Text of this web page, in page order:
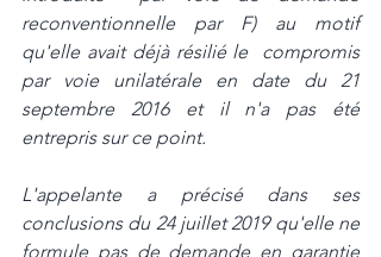
reconventionnelle par F) au motif
qu'elle avait déjà résilié le  compromis
par voie unilatérale en date du 21
septembre 2016 et il n'a pas été
entrepris sur ce point.
L'appelante a précisé dans ses
conclusions du 24 juillet 2019 qu'elle ne
formule pas de demande en garantie